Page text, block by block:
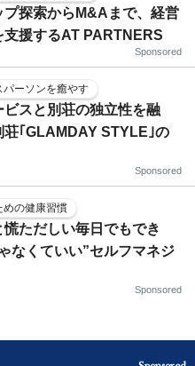
プ探索からM&Aまで、経営
支援するAT PARTNERS
Sponsored
パーソンを癒やす
ビスと別荘の独立性を融
｢GLAMDAY STYLE｣の
Sponsored
めの健康習慣
ただしい毎日でもでき
なくていい”セルフマネジ
Sponsored